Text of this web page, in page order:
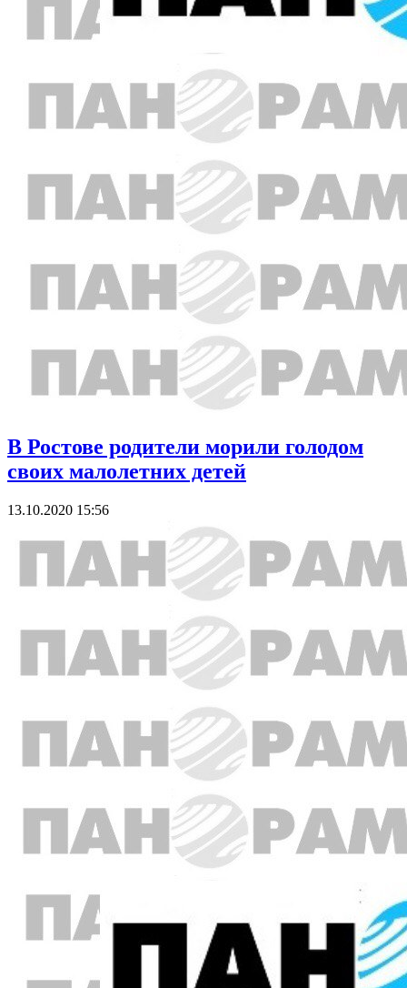
В Ростове родители морили голодом
своих малолетних детей
13.10.2020 15:56